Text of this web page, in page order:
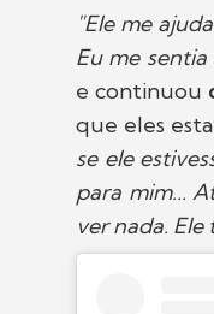
"Ele me
Eu me
e continuou
que eles
se ele
para mim...
ver nada.